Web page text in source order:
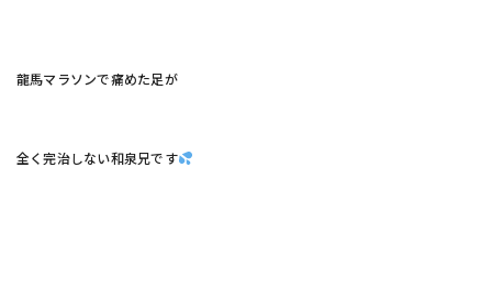
龍馬マラソンで痛めた足が
全く完治しない和泉兄です